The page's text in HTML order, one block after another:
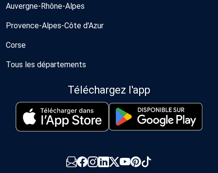
Auvergne-Rhône-Alpes
Provence-Alpes-Côte d'Azur
Corse
Tous les départements
Téléchargez l'app